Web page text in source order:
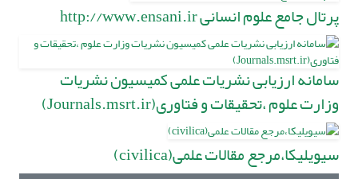
پرتال جامع علوم انسانی http://www.ensani.ir
سامانه ارزیابی نشریات علمی کمیسیون نشریات
وزارت علوم ،تحقیقات و فتاوری(Journals.msrt.ir)
سیویلیکا،مرجع مقالات علمى(civilica)